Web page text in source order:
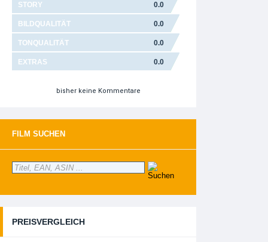
STORY 0.0
BILDQUALITÄT 0.0
TONQUALITÄT 0.0
EXTRAS 0.0
bisher keine Kommentare
FILM SUCHEN
PREISVERGLEICH